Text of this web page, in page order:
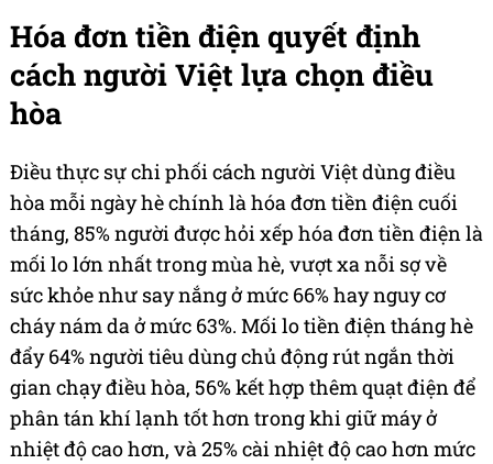
Hóa đơn tiền điện quyết định
cách người Việt lựa chọn điều
hòa
Điều thực sự chi phối cách người Việt dùng điều
hòa mỗi ngày hè chính là hóa đơn tiền điện cuối
tháng, 85% người được hỏi xếp hóa đơn tiền điện là
mối lo lớn nhất trong mùa hè, vượt xa nỗi sợ về
sức khỏe như say nắng ở mức 66% hay nguy cơ
cháy nám da ở mức 63%. Mối lo tiền điện tháng hè
đẩy 64% người tiêu dùng chủ động rút ngắn thời
gian chạy điều hòa, 56% kết hợp thêm quạt điện để
phân tán khí lạnh tốt hơn trong khi giữ máy ở
nhiệt độ cao hơn, và 25% cài nhiệt độ cao hơn mức